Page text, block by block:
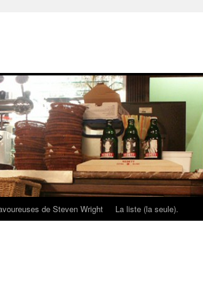
de Steven Wright La liste (la seule).